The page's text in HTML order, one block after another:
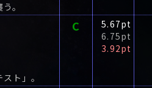
。
ト」。
C
5.67pt
6.75pt
3.92pt